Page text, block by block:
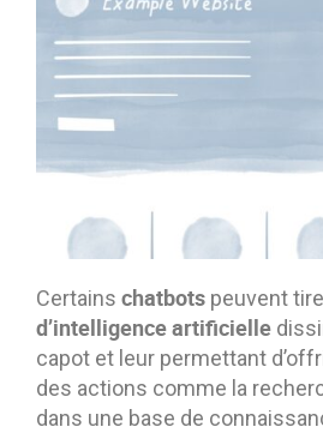
Certains chatbots peuvent
d’intelligence artificielle
capot et leur permettant
des actions comme la
dans une base de